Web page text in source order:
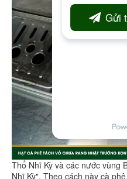
Thổ Nhĩ Kỳ và các nước vùng
Nhĩ Kỳ". Theo cách này cà